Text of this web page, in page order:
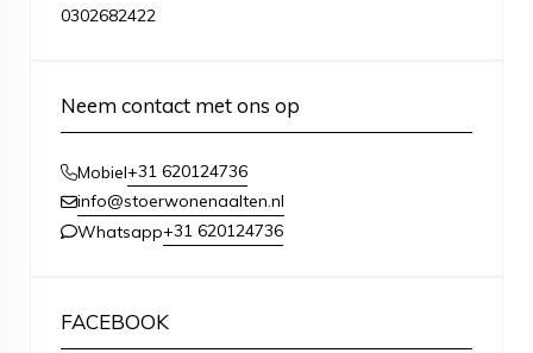
0302682422
Neem contact met ons op
Mobiel+31 620124736
info@stoerwonenaalten.nl
Whatsapp+31 620124736
FACEBOOK